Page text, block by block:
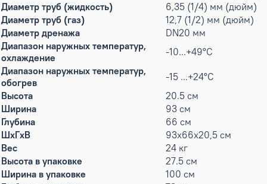
Диаметр труб (жидкость)
6,35 (1/4) мм (дюйм)
Диаметр труб (газ)
12,7 (1/2) мм (дюйм)
Диаметр дренажа
DN20 мм
Диапазон наружных температур,
охлаждение
-10...+49°С
Диапазон наружных температур,
обогрев
-15 ...+24°С
Высота
20.5 см
Ширина
93 см
Глубина
66 см
ШxГxВ
93x66x20,5 см
Вес
24 кг
Высота в упаковке
27.5 см
Ширина в упаковке
100 см